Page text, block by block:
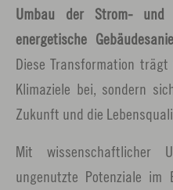
Umbau der Strom- und
energetische
Diese Transformation
Klimaziele bei, sondern
Zukunft und die
Mit wissenschaftlicher
ungenutzte Potenziale im